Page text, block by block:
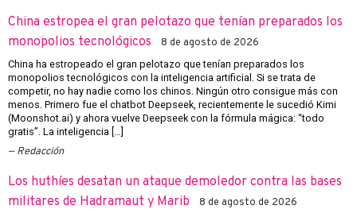
China estropea el gran pelotazo que tenían preparados los
monopolios tecnológicos
8 de agosto de 2026
China ha estropeado el gran pelotazo que tenían preparados los
monopolios tecnológicos con la inteligencia artificial. Si se trata de
competir, no hay nadie como los chinos. Ningún otro consigue más con
menos. Primero fue el chatbot Deepseek, recientemente le sucedió Kimi
(Moonshot.ai) y ahora vuelve Deepseek con la fórmula mágica: “todo
gratis”. La inteligencia […]
Redacción
Los huthíes desatan un ataque demoledor contra las bases
militares de Hadramaut y Marib
8 de agosto de 2026